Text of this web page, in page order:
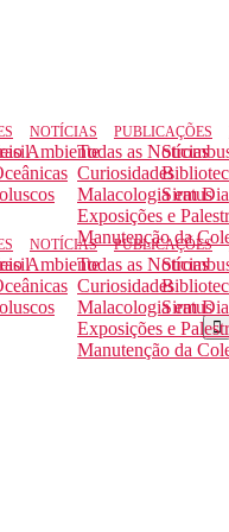
Ambiente
NOTÍCIAS
Todas as Notícias
Curiosidades
Malacologia em Dia
Exposições e
Manutenção da
PUBLICAÇÕES
Siratus
Ambiente
NOTÍCIAS
Todas as Notícias
Curiosidades
Malacologia em Dia
Exposições e
Manutenção da
PUBLICAÇÕES
Siratus